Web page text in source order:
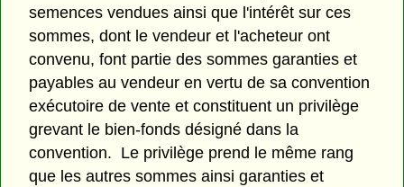
semences vendues ainsi que l'intérêt sur ces
sommes, dont le vendeur et l'acheteur ont
convenu, font partie des sommes garanties et
payables au vendeur en vertu de sa convention
exécutoire de vente et constituent un privilège
grevant le bien-fonds désigné dans la
convention. Le privilège prend le même rang
que les autres sommes ainsi garanties et